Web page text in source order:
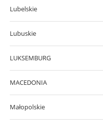
Lubelskie
Lubuskie
LUKSEMBURG
MACEDONIA
Małopolskie